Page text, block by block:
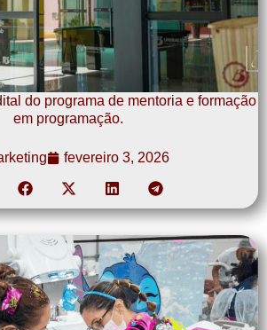
do programa de mentoria e formação
em programação.
fevereiro 3, 2026